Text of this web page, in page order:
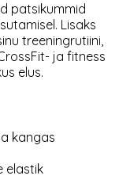
patsikummid
Lisaks
treeningrutiini,
ja fitness
elus.
kangas
elastik